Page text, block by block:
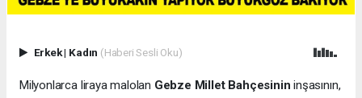
Erkek| Kadın (Haberi Sesli Oku)
Milyonlarca liraya malolan Gebze Millet Bahçesinin inşasının,